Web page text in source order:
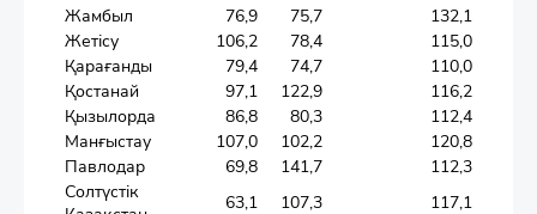
Жамбыл
76,9 75,7
132,1
Жетісу
106,2 78,4
115,0
Қарағанды
79,4 74,7
110,0
Қостанай
97,1 122,9
116,2
Қызылорда
86,8 80,3
112,4
Манғыстау
107,0 102,2
120,8
Павлодар
69,8 141,7
112,3
Солтүстік
63,1 107,3
117,1